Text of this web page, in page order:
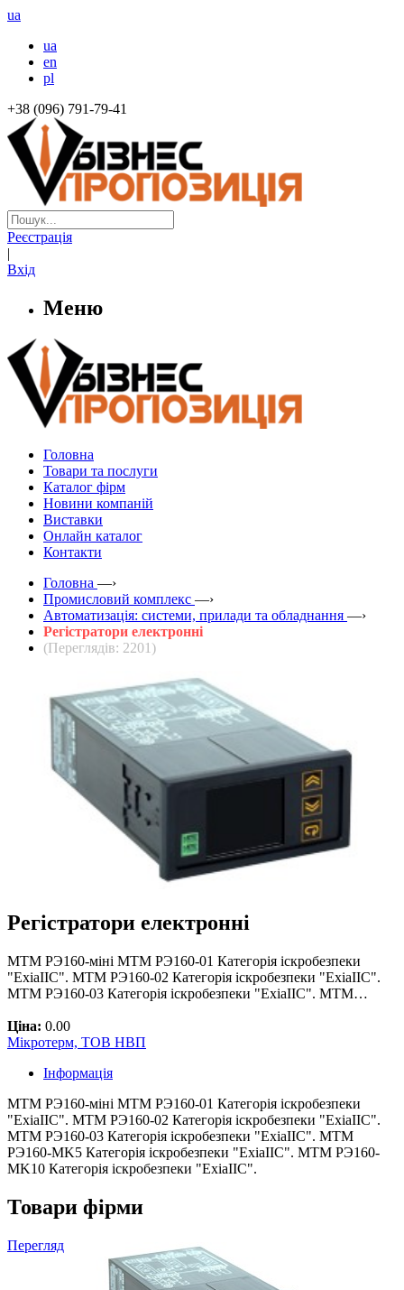
ua
ua
en
pl
+38 (096) 791-79-41
Реєстрація
|
Вхід
Меню
Головна
Товари та послуги
Каталог фірм
Новини компаній
Виставки
Онлайн каталог
Контакти
Головна —›
Промисловий комплекс —›
Автоматизація: системи, прилади та обладнання —›
Регістратори електронні
(Переглядів: 2201)
Регістратори електронні
МТМ РЭ160-міні МТМ РЭ160-01 Категорія іскробезпеки
"ExiaIIC". МТМ РЭ160-02 Категорія іскробезпеки "ExiaIIC".
МТМ РЭ160-03 Категорія іскробезпеки "ExiaIIC". МТМ…
Ціна: 0.00
Мікротерм, ТОВ НВП
Інформація
МТМ РЭ160-міні МТМ РЭ160-01 Категорія іскробезпеки
"ExiaIIC". МТМ РЭ160-02 Категорія іскробезпеки "ExiaIIC".
МТМ РЭ160-03 Категорія іскробезпеки "ExiaIIC". МТМ
РЭ160-MK5 Категорія іскробезпеки "ExiaIIC". МТМ РЭ160-
MK10 Категорія іскробезпеки "ExiaIIC".
Товари фірми
Перегляд